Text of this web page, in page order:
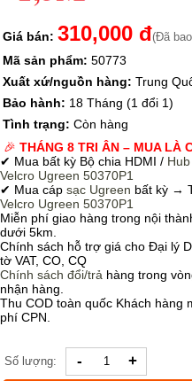
Giá bán: 310,000 đ(Đã
Mã sản phẩm: 50773
Xuất xứ/nguồn hàng: Trung
Bảo hành: 18 Tháng (1 đổi 1)
Tình trạng: Còn hàng
🎉 THÁNG 8 TRI ÂN – MUA LÀ
✔ Mua bất kỳ Bộ chia HDMI /
Velcro Ugreen 50370P1
✔ Mua cáp sạc Ugreen bất kỳ →
Velcro Ugreen 50370P1
Miễn phí giao hàng trong nội
dưới 5km.
Chính sách hỗ trợ giá cho Đại lý
tờ VAT, CO, CQ
Chính sách đổi/trả hàng trong
nhận hàng.
Thu COD toàn quốc Khách hàng
phí CPN.
Số lượng: - +